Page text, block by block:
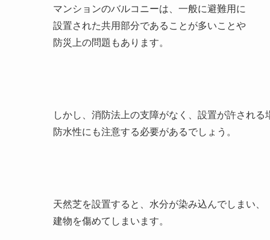
マンションのバルコニーは、一般に避難用に
設置された共用部分であることが多いことや
防災上の問題もあります。
しかし、消防法上の支障がなく、設置が許される
防水性にも注意する必要があるでしょう。
天然芝を設置すると、水分が染み込んでしまい、
建物を傷めてしまいます。